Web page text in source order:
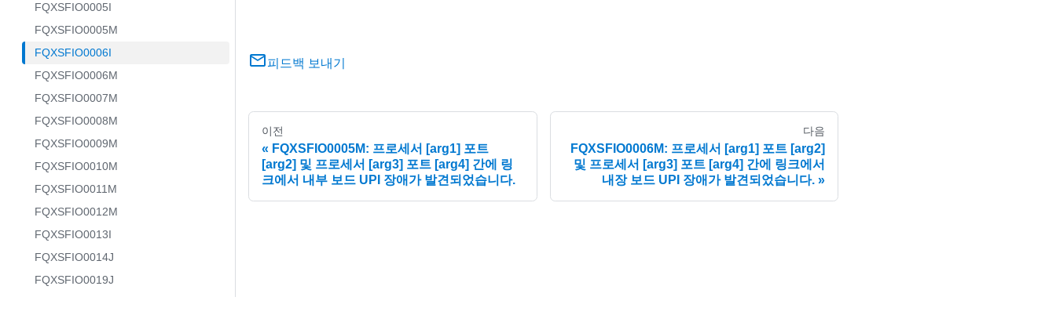
FQXSFIO0005I
FQXSFIO0005M
FQXSFIO0006I
FQXSFIO0006M
FQXSFIO0007M
FQXSFIO0008M
FQXSFIO0009M
FQXSFIO0010M
FQXSFIO0011M
FQXSFIO0012M
FQXSFIO0013I
FQXSFIO0014J
FQXSFIO0019J
피드백 보내기
이전
FQXSFIO0005M: 프로세서 [arg1] 포트
[arg2] 및 프로세서 [arg3] 포트 [arg4] 간에 링
크에서 내부 보드 UPI 장애가 발견되었습니다.
다음
FQXSFIO0006M: 프로세서 [arg1] 포트 [arg2]
및 프로세서 [arg3] 포트 [arg4] 간에 링크에서
내장 보드 UPI 장애가 발견되었습니다.